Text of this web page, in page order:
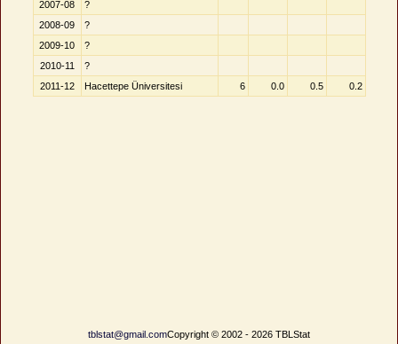
2007-08
?
2008-09
?
2009-10
?
2010-11
?
2011-12
Hacettepe Üniversitesi 6 0.0 0.5 0.2
tblstat@gmail.comCopyright © 2002 - 2026 TBLStat